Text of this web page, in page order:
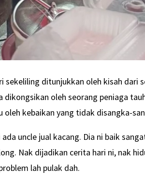
sekeliling ditunjukkan oleh kisah dari
dikongsikan oleh seorang peniaga
oleh kebaikan yang tidak disangka-
ada uncle jual kacang. Dia ni baik
Nak dijadikan cerita hari ni, nak
lah pulak dah.